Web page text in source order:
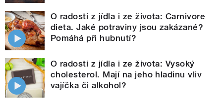
O radosti z jídla i ze života: Carnivore
dieta. Jaké potraviny jsou zakázané?
Pomáhá při hubnutí?
O radosti z jídla i ze života: Vysoký
cholesterol. Mají na jeho hladinu vliv
vajíčka či alkohol?